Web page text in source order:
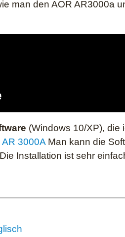
man den AOR AR3000a
(Windows 10/XP), die
3000A Man kann die
Installation ist sehr